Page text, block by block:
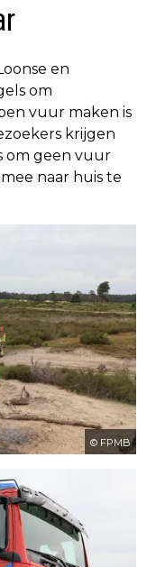
en
om
vuur maken is
krijgen
om geen vuur
naar huis te
© FPMB